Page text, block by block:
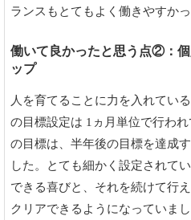
ランスもとてもよく働きやすかっ
働いて良かったと思う点②：
ップ
人を育てることに力を入れてい
の目標設定は 1ヵ月単位で行わ
の目標は、半年後の目標を達成
した。とても細かく設定されて
できる喜びと、それを続けて行
クリアできるようになっていま